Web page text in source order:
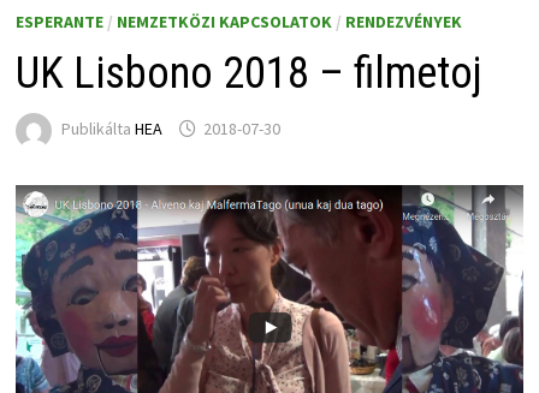
ESPERANTE/ NEMZETKÖZI KAPCSOLATOK/ RENDEZVÉNYEK
UK Lisbono 2018 – filmetoj
Publikálta HEA 2018-07-30